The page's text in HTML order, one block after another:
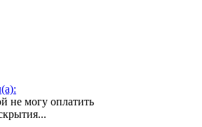
не могу оплатить